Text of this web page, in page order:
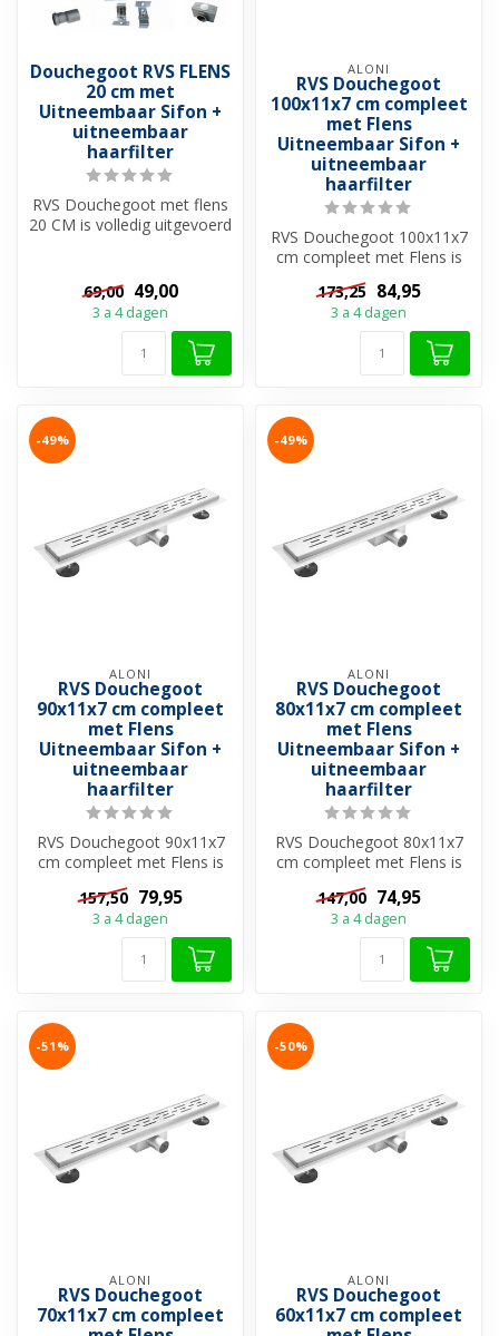
Douchegoot RVS FLENS
20 cm met
Uitneembaar Sifon +
uitneembaar
haarfilter
RVS Douchegoot met flens
20 CM is volledig uitgevoerd
69,00 49,00
3 a 4 dagen
ALONI
RVS Douchegoot
100x11x7 cm compleet
met Flens
Uitneembaar Sifon +
uitneembaar
haarfilter
RVS Douchegoot 100x11x7
cm compleet met Flens is
een perfecte keuze als u op
zoe...
173,25 84,95
3 a 4 dagen
-49%
ALONI
RVS Douchegoot
90x11x7 cm compleet
met Flens
Uitneembaar Sifon +
uitneembaar
haarfilter
RVS Douchegoot 90x11x7
cm compleet met Flens is
een perfecte keuze als u op
zoek...
157,50 79,95
3 a 4 dagen
-49%
ALONI
RVS Douchegoot
80x11x7 cm compleet
met Flens
Uitneembaar Sifon +
uitneembaar
haarfilter
RVS Douchegoot 80x11x7
cm compleet met Flens is
een perfecte keuze als u op
zoek...
147,00 74,95
3 a 4 dagen
-51%
ALONI
RVS Douchegoot
70x11x7 cm compleet
-50%
ALONI
RVS Douchegoot
60x11x7 cm compleet